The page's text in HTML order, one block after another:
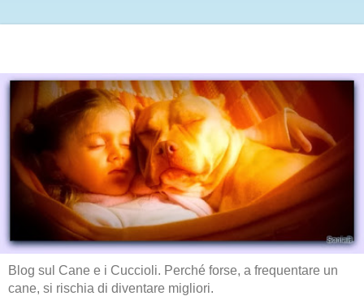
Blog sul Cane e i Cuccioli. Perché forse, a frequentare un
cane, si rischia di diventare migliori.